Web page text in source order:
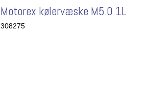
Motorex kølervæske M5.0 1L
308275